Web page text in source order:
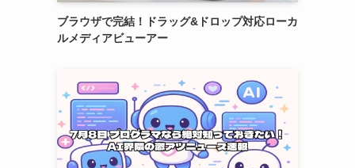
ブラウザで完結！ドラッグ&ドロップ対応ローカ
ルメディアビューアー